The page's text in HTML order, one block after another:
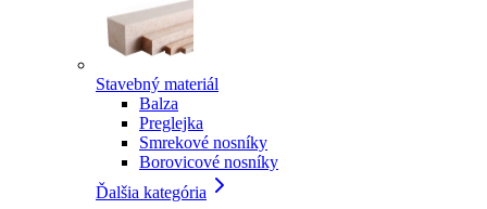
Stavebný materiál
Balza
Preglejka
Smrekové nosníky
Borovicové nosníky
Ďalšia kategória